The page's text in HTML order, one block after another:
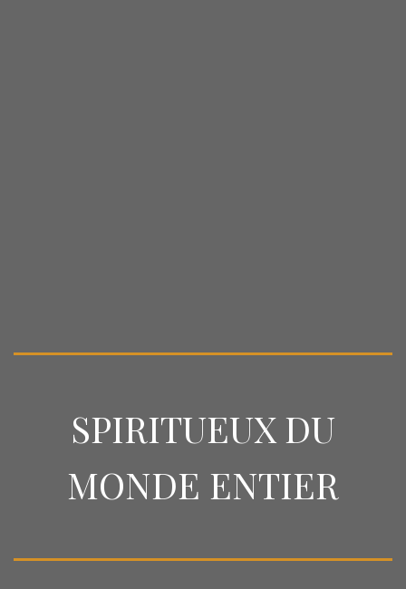
SPIRITUEUX DU
MONDE ENTIER